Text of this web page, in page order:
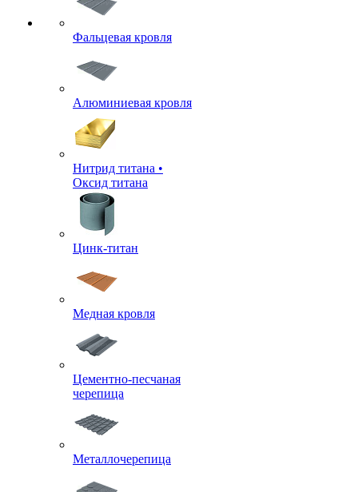
Фальцевая кровля
Алюминиевая кровля
Нитрид титана •
Оксид титана
Цинк-титан
Медная кровля
Цементно-песчаная
черепица
Металлочерепица